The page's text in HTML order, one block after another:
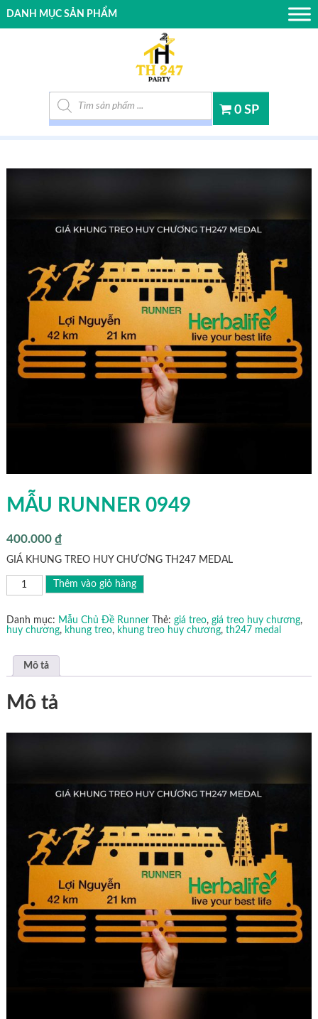
Tìm kiếm sản phẩm
0 SP
DANH MỤC SẢN PHẨM
MẪU RUNNER 0949
400.000 ₫
GIÁ KHUNG TREO HUY CHƯƠNG TH247 MEDAL
MẪU
RUNNER
0949
lượng
Thêm vào giỏ hàng
Danh mục: Mẫu Chủ Đề Runner Thẻ: giá treo, giá treo huy chương,
huy chương, khung treo, khung treo huy chương, th247 medal
Mô tả
Mô tả